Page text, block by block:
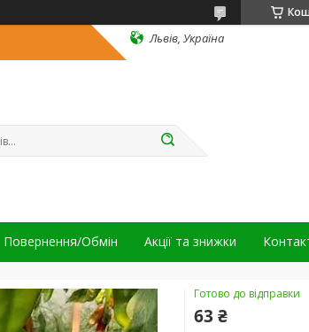
Львів, Україна
Повернення/Обмін Акції та знижки
Готово до відправки
63 ₴